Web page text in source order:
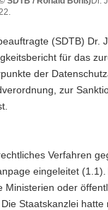
(SDTB) Dr.
für das
der
zur
Verfahren
eingeleitet
oder
Staatskanzlei hatte